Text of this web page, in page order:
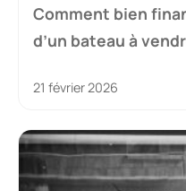
Comment bien
d’un bateau à
21 février 2026